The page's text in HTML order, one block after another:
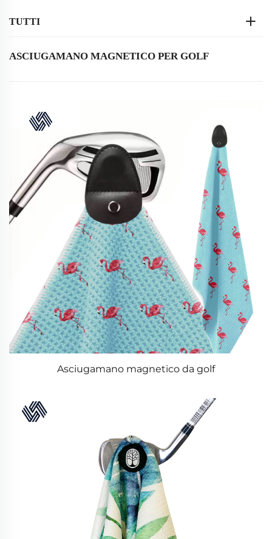
TUTTI
ASCIUGAMANO MAGNETICO PER GOLF
Asciugamano magnetico da golf